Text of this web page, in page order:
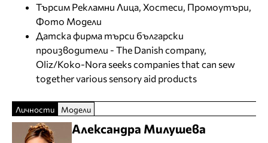
Търсим Рекламни Лица, Хостеси, Промоутъри,
Фото Модели
Датска фирма търси български
производители - The Danish company,
Oliz/Koko-Nora seeks companies that can sew
together various sensory aid products
Личности Модели
Александра Милушева